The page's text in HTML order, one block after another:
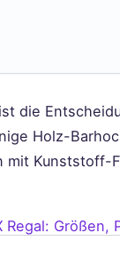
die
Holz-
mit
Regal: Größen,